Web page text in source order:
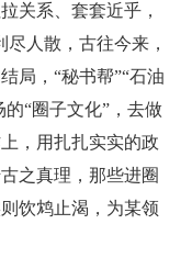
关系、套套近乎，
人散，古往今来，
局，“秘书帮”“石油
“圈子文化”，去做
，用扎扎实实的政
之真理，那些进圈
饮鸩止渴，为某领